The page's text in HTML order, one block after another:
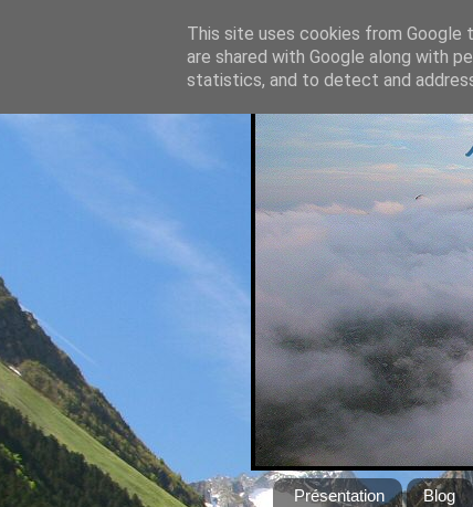
Présentation Blog
This site uses cookies from Google
are shared with Google along with
statistics, and to detect and